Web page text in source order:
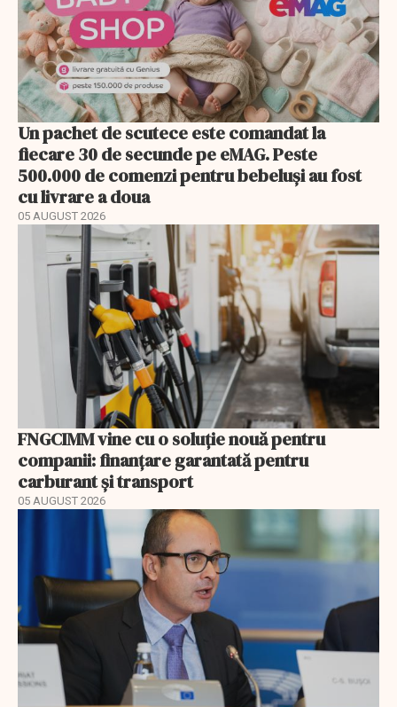
Un pachet de scutece este comandat la
fiecare 30 de secunde pe eMAG. Peste
500.000 de comenzi pentru bebeluși au fost
cu livrare a doua
05 AUGUST 2026
FNGCIMM vine cu o soluție nouă pentru
companii: finanțare garantată pentru
carburant și transport
05 AUGUST 2026